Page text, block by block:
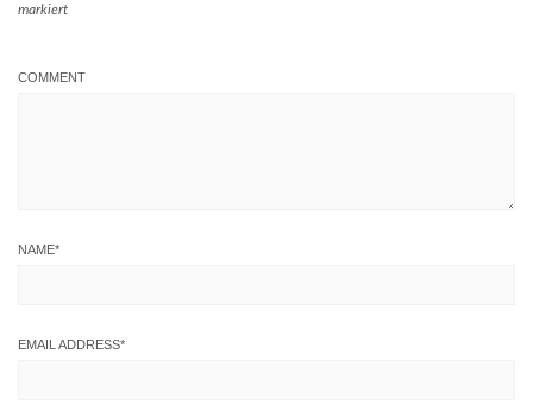
markiert
COMMENT
NAME*
EMAIL ADDRESS*